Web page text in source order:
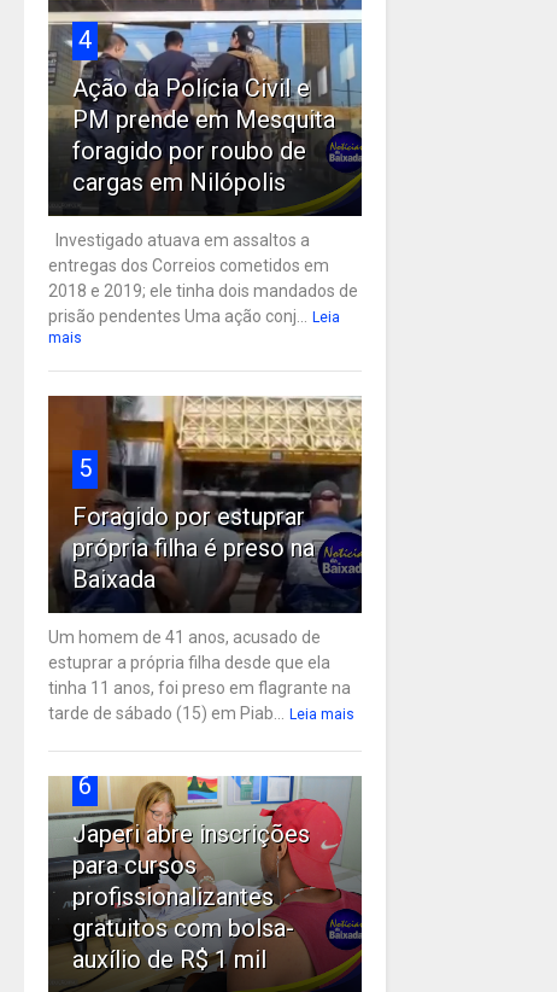
4
Ação da Polícia Civil e
PM prende em Mesquita
foragido por roubo de
cargas em Nilópolis
Investigado atuava em assaltos a
entregas dos Correios cometidos em
2018 e 2019; ele tinha dois mandados de
prisão pendentes Uma ação conj... Leia
mais
5
Foragido por estuprar
própria filha é preso na
Baixada
Um homem de 41 anos, acusado de
estuprar a própria filha desde que ela
tinha 11 anos, foi preso em flagrante na
tarde de sábado (15) em Piab... Leia mais
6
Japeri abre inscrições
para cursos
profissionalizantes
gratuitos com bolsa-
auxílio de R$ 1 mil